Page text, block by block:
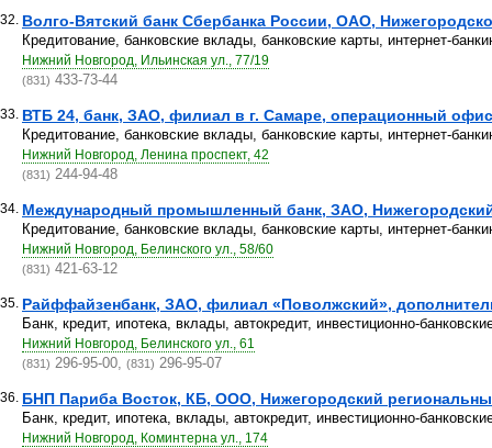
Волго-Вятский банк Сбербанка России, ОАО,
Кредитование, банковские вклады, банковские карты, интернет-
Нижний Новгород, Ильинская ул., 77/19
(831) 433-73-44
ВТБ 24, банк, ЗАО, филиал в г. Самаре, операционный
Кредитование, банковские вклады, банковские карты, интернет-
Нижний Новгород, Ленина проспект, 42
(831) 244-94-48
Международный промышленный банк, ЗАО,
Кредитование, банковские вклады, банковские карты, интернет-
Нижний Новгород, Белинского ул., 58/60
(831) 421-63-12
Райффайзенбанк, ЗАО, филиал «Поволжский»,
Банк, кредит, ипотека, вклады, автокредит, инвестиционно-
Нижний Новгород, Белинского ул., 61
(831) 296-95-00, (831) 296-95-07
БНП Париба Восток, КБ, ООО, Нижегородский
Банк, кредит, ипотека, вклады, автокредит, инвестиционно-
Нижний Новгород, Коминтерна ул., 174